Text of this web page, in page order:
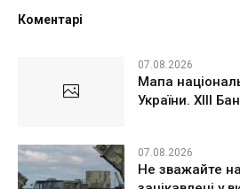
Коментарі
07.08.2026
Мапа
України. ХІІІ
07.08.2026
Не зважайте